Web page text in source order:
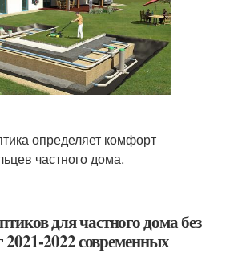
определяет комфорт
частного дома.
для частного дома без
2021-2022 современных